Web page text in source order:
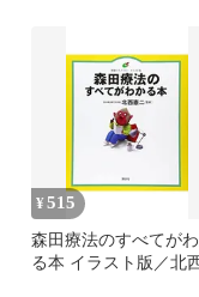
¥515
森田療法のすべてが
る本 イラスト版／北西